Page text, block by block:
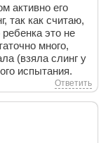
активно его
так как считаю,
это не
много,
(взяла слинг у
испытания.
Ответить